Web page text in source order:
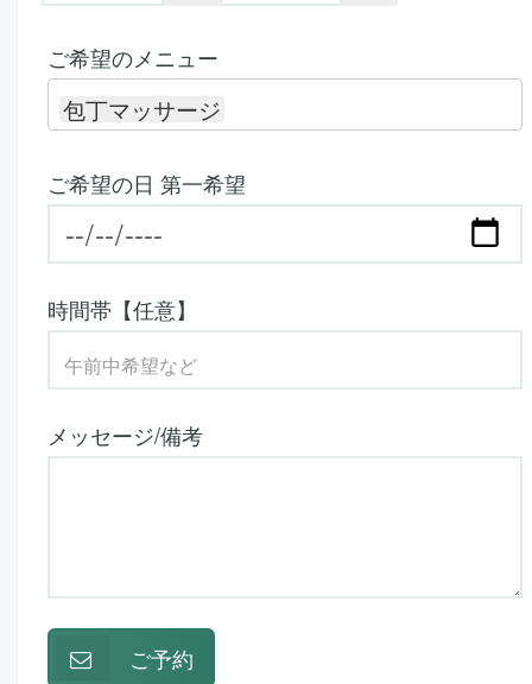
ご希望のメニュー
包丁マッサージ
ご希望の日 第一希望
時間帯【任意】
メッセージ/備考
ご予約